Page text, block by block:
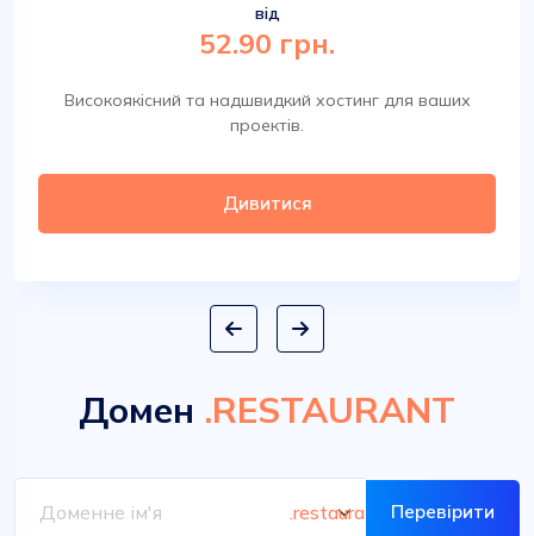
від
52.90 грн.
Високоякісний та надшвидкий хостинг для ваших
проектів.
Дивитися
Домен .RESTAURANT
Перевірити